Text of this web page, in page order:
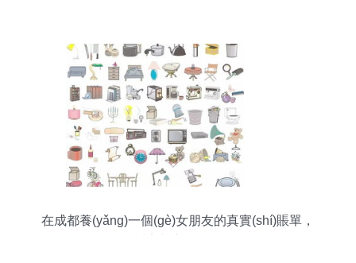
在成都養(yǎng)一個(gè)女朋友的真實(shí)賬單，